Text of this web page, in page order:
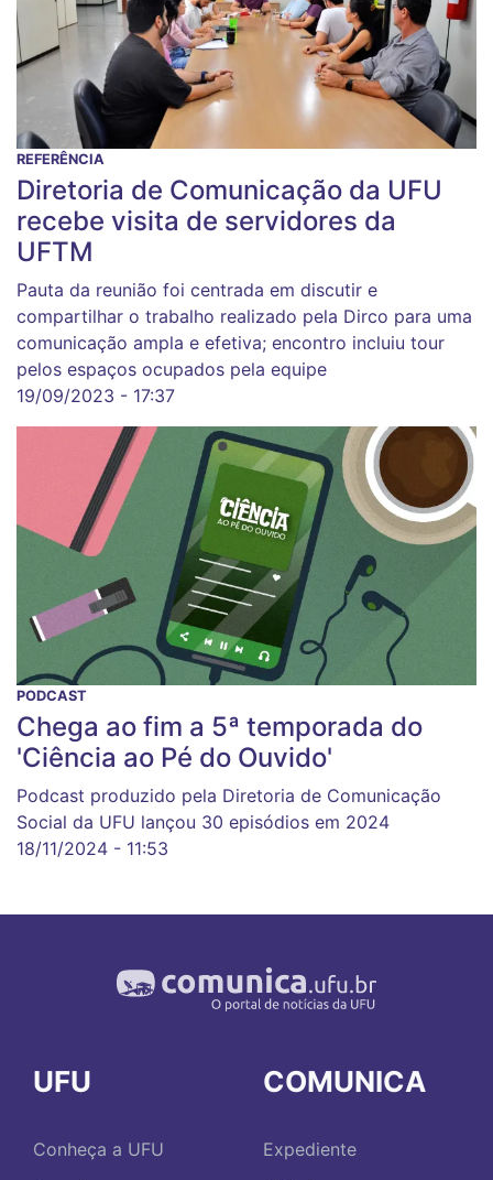
REFERÊNCIA
Diretoria de Comunicação da UFU
recebe visita de servidores da
UFTM
Pauta da reunião foi centrada em discutir e
compartilhar o trabalho realizado pela Dirco para uma
comunicação ampla e efetiva; encontro incluiu tour
pelos espaços ocupados pela equipe
19/09/2023 - 17:37
PODCAST
Chega ao fim a 5ª temporada do
'Ciência ao Pé do Ouvido'
Podcast produzido pela Diretoria de Comunicação
Social da UFU lançou 30 episódios em 2024
18/11/2024 - 11:53
UFU
Conheça a UFU
COMUNICA
Expediente